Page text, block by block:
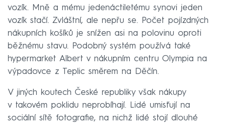
vozík. Mně a mému jedenáctiletému synovi jeden
vozík stačí. Zvláštní, ale nepřu se. Počet pojízdných
nákupních košíků je snížen asi na polovinu oproti
běžnému stavu. Podobný systém používá také
hypermarket Albert v nákupním centru Olympia na
výpadovce z Teplic směrem na Děčín.
V jiných koutech České republiky však nákupy
v takovém poklidu neprobíhají. Lidé umisťují na
sociální sítě fotografie, na nichž lidé stojí dlouhé